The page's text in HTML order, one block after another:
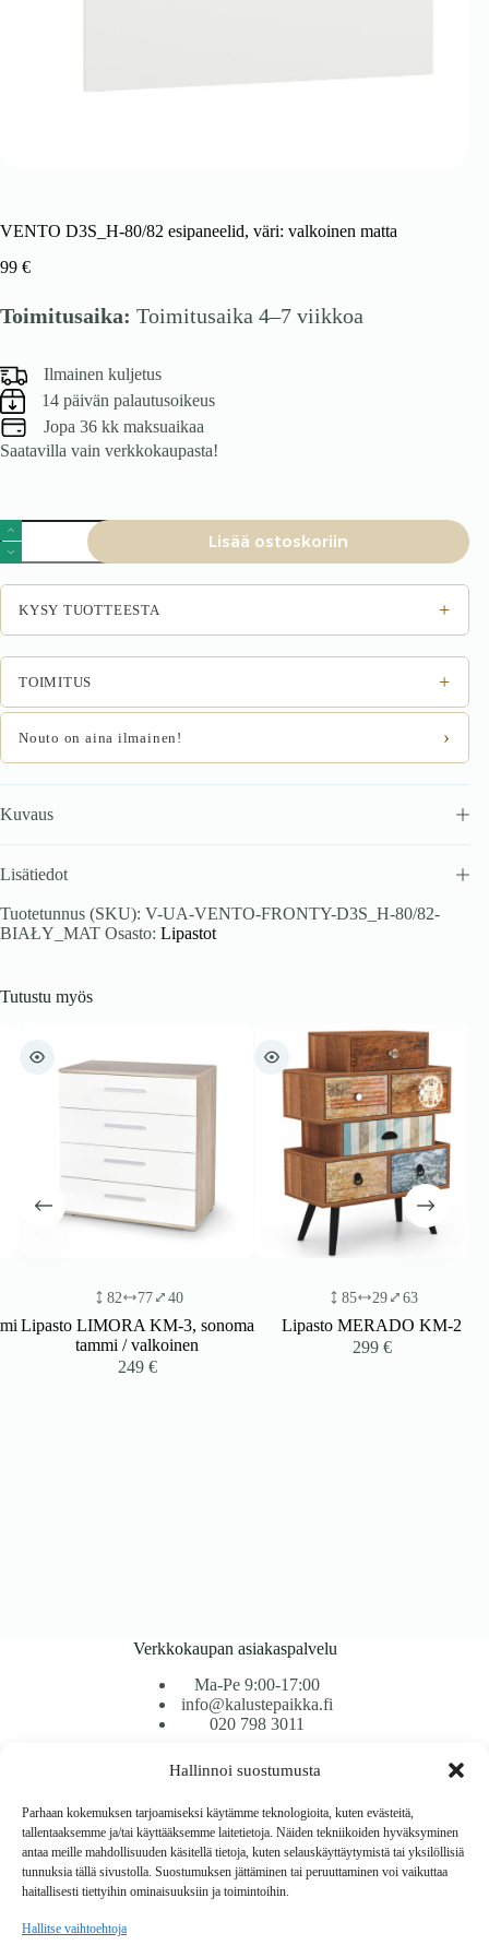
Hallinnoi suostumusta
Parhaan kokemuksen tarjoamiseksi käytämme teknologioita, kuten evästeitä,
tallentaaksemme ja/tai käyttääksemme laitetietoja. Näiden tekniikoiden hyväksyminen
antaa meille mahdollisuuden käsitellä tietoja, kuten selauskäyttäytymistä tai yksilöllisiä
tunnuksia tällä sivustolla. Suostumuksen jättäminen tai peruuttaminen voi vaikuttaa
haitallisesti tiettyihin ominaisuuksiin ja toimintoihin.
Hallitse vaihtoehtoja
VENTO D3S_H-80/82 esipaneelid, väri: valkoinen matta
99 €
Toimitusaika: Toimitusaika 4–7 viikkoa
Ilmainen kuljetus
14 päivän palautusoikeus
Jopa 36 kk maksuaikaa
Saatavilla vain verkkokaupasta!
VENTO
D3S_H-
80/82
esipaneelid,
väri:
valkoinen
matta
määrä
Lisää ostoskoriin
KYSY TUOTTEESTA +
TOIMITUS +
Nouto on aina ilmainen! ›
Kuvaus
Lisätiedot
Tuotetunnus (SKU): V-UA-VENTO-FRONTY-D3S_H-80/82-
BIAŁY_MAT Osasto: Lipastot
Tutustu myös
82 77 40
Lipasto LIMORA KM-3, sonoma
tammi / valkoinen
249€
85 29 63
Lipasto MERADO KM-2
299€
Verkkokaupan asiakaspalvelu
Ma-Pe 9:00-17:00
info@kalustepaikka.fi
020 798 3011
Tavarantoimitus / Maksutavat
Toimitustavat
Maksutavat
Vaihto ja palautus
Reklamaatiot